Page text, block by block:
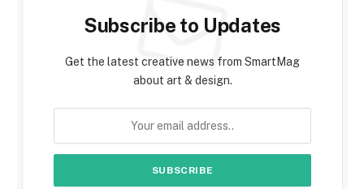
Subscribe to Updates
Get the latest creative news from SmartMag
about art & design.